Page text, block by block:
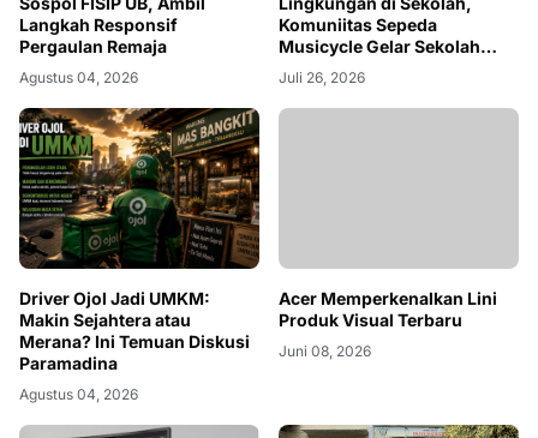
Langkah Responsif
Pergaulan Remaja
Agustus 04, 2026
Komuniitas Sepeda
Musicycle Gelar Sekolah
Hijau
Juli 26, 2026
Driver Ojol Jadi UMKM:
Makin Sejahtera atau
Merana? Ini Temuan Diskusi
Paramadina
Agustus 04, 2026
Acer Memperkenalkan Lini
Produk Visual Terbaru
Juni 08, 2026